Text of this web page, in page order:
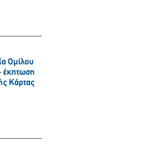
Ομίλου
έκπτωση
Κάρτας